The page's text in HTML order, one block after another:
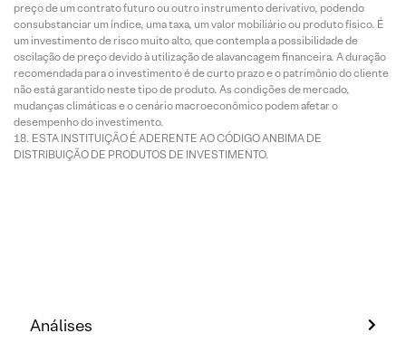
preço de um contrato futuro ou outro instrumento derivativo, podendo
consubstanciar um índice, uma taxa, um valor mobiliário ou produto físico. É
um investimento de risco muito alto, que contempla a possibilidade de
oscilação de preço devido à utilização de alavancagem financeira. A duração
recomendada para o investimento é de curto prazo e o patrimônio do cliente
não está garantido neste tipo de produto. As condições de mercado,
mudanças climáticas e o cenário macroeconômico podem afetar o
desempenho do investimento.
ESTA INSTITUIÇÃO É ADERENTE AO CÓDIGO ANBIMA DE
DISTRIBUIÇÃO DE PRODUTOS DE INVESTIMENTO.
Análises